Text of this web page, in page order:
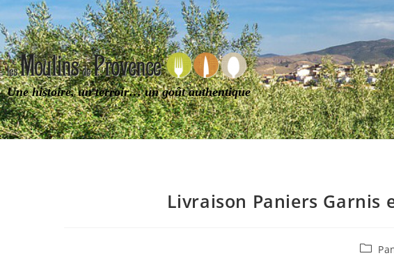
Une histoire, un terroir… un goût authentique
Livraison Paniers Garnis